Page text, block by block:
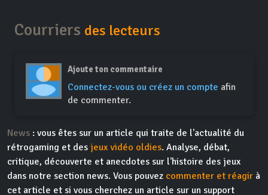
Courriers des lecteurs
Ajoute ton commentaire
Connectez-vous ou créez un compte afin
de commenter.
News : vous êtes sur un article qui traite de l'actualité du
rétrogaming et des jeux vidéo oldies. Analyse, débat,
critique, découverte et anecdotes sur l'histoire des jeux
dans notre section news. Vous pouvez commenter et réagir à
cet article et si vous cherchez un article sur un support